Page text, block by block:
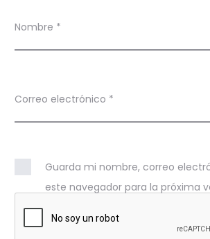
Nombre *
Correo electrónico *
Guarda mi nombre, correo
este navegador para la próxima